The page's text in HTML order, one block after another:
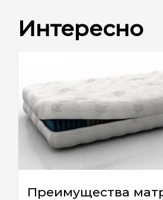
Интересно
Преимущества